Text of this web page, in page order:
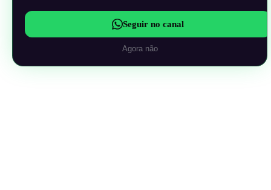
Seguir no canal
Agora não